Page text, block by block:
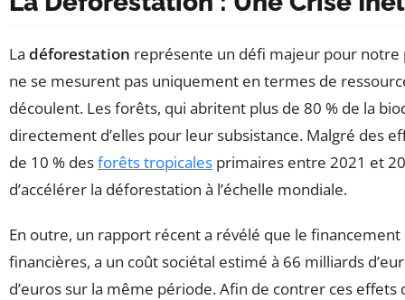
La déforestation représente un défi majeur pour notre
ne se mesurent pas uniquement en termes de
découlent. Les forêts, qui abritent plus de 80 % de la
directement d’elles pour leur subsistance. Malgré des
de 10 % desforêts tropicales primaires entre 2021 et
d’accélérer la déforestation à l’échelle mondiale.
En outre, un rapport récent a révélé que le
financières, a un coût sociétal estimé à 66 milliards
d’euros sur la même période. Afin de contrer ces